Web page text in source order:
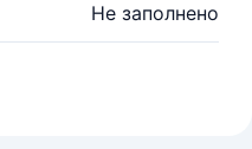
Не заполнено